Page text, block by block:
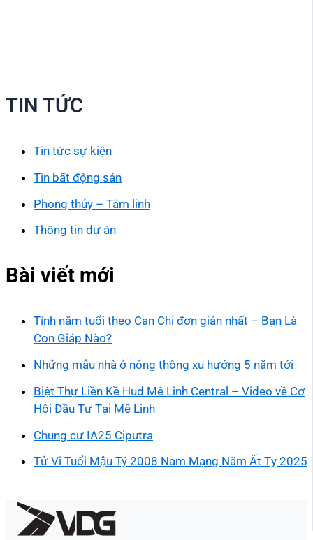
TIN TỨC
Tin tức sự kiện
Tin bất động sản
Phong thủy – Tâm linh
Thông tin dự án
Bài viết mới
Tính năm tuổi theo Can Chi đơn giản nhất – Bạn Là
Con Giáp Nào?
Những mẫu nhà ở nông thông xu hướng 5 năm tới
Biệt Thự Liền Kề Hud Mê Linh Central – Video về Cơ
Hội Đầu Tư Tại Mê Linh
Chung cư IA25 Ciputra
Tử Vi Tuổi Mậu Tý 2008 Nam Mạng Năm Ất Tỵ 2025